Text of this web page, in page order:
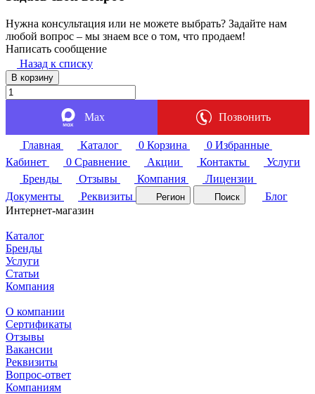
Нужна консультация или не можете выбрать? Задайте нам
любой вопрос – мы знаем все о том, что продаем!
Написать сообщение
Назад к списку
В корзину
Max Позвонить
Главная Каталог 0 Корзина 0 Избранные
Кабинет
0 Сравнение Акции Контакты
Услуги
Бренды
Отзывы Компания
Лицензии
Документы
Реквизиты Регион Поиск
Блог
Интернет-магазин
Каталог
Бренды
Услуги
Статьи
Компания
О компании
Сертификаты
Отзывы
Вакансии
Реквизиты
Вопрос-ответ
Компаниям